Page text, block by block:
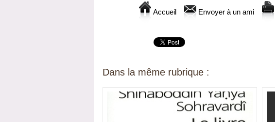
Accueil Envoyer à un ami
Dans la même rubrique :